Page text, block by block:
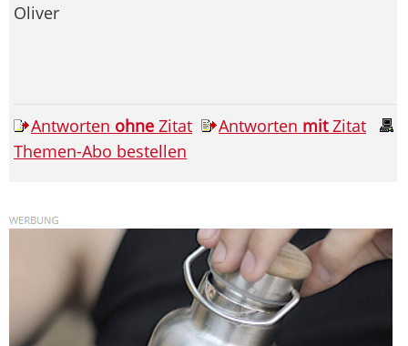
Oliver
Antworten ohne Zitat Antworten mitZitat
Themen-Abo bestellen